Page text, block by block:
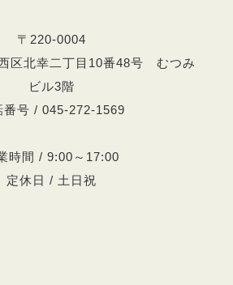
〒220-0004
区北幸二丁目10番48号 むつみ
ビル3階
番号 / 045-272-1569
時間 / 9:00～17:00
定休日 / 土日祝